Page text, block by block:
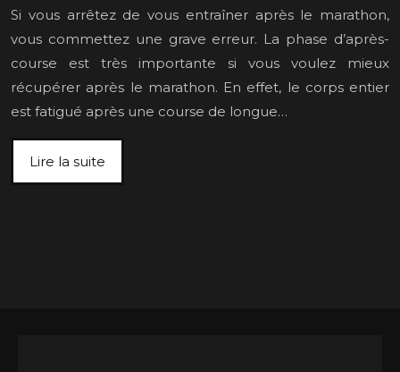
Si vous arrêtez de vous entraîner après le marathon,
vous commettez une grave erreur. La phase d’après-
course est très importante si vous voulez mieux
récupérer après le marathon. En effet, le corps entier
est fatigué après une course de longue…
Lire la suite